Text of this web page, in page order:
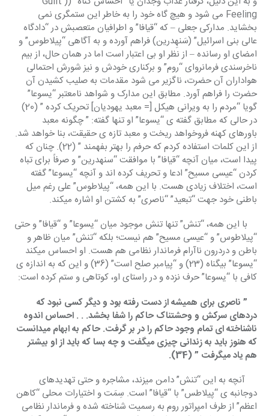
Feeling می شود و هیچ گاه خود را به خاطر این ستمگری نمی
بخشاید. مدارکی جعلی – که “قیافا” و اطرافیان متعصبش در “دادگاه
عالی بنی اسرائیل” (سَنهِدرین) فراهم آورده و به آگاهی “پیلاطوس” و
امضای او رسانده – از نظر او بی اعتبار است اما در همان حال، از بیم
ناخرسندی فرمانروای “روم” و برکناری خودش و نیز شورش احتمالی
هواداران آن حضرت، ناگزیر می شود مقدمات به صلیب کشیدن آن
حضرت را فراهم آورد. مطابق این مدارک و شواهد نامعتبر “یسوعا”
گویا “مردم را به ویرانی هیکل [= معبد یهودیان] تحریک کرده ” (20)
در حالی که مطابق گفته ی “یسوعا” او تنها گفته: ” چگونه معبد
باورهای کهنه فروخواهد ریخت و معبد تازه ی حقیقت، بنا خواهد شد.
از این کلمات استفاده کردم که حرفم را بهتر بفهمند ” (22). چنان که
پیدا است، میان آنچه “قیافا” با موافقت “سنهدرین” و صرفاً برای تباه
کردن “عیسی مسیح” ادعا و تحریف کرده اند و آنچه “یسوعا” گفته
است، اختلاف زیادی هست. با این همه، “پیلاطوس” علی رغم میل
باطنی خود جهت “تبعید” “ناصری” به کشتن او اشاره میکند.
با این همه، “تنش” تنها تنش موجود میان “یسوعا” و “قیافا” و حتی
“پیلاطوس” و “عیسی مسیح” هم نیست؛ بلکه “تنش” میان ظاهر و
باطن و دردرون ناآرام فرماندار نظامی هم هست. او احساس میکند
“یسوعا” بیگناه (23) و “پیامبر صلح است” (36) و این که به اندازه ی
کافی با “یسوعا” حرف نزده و در راستای او، کوتاهی و ستم کرده است:
” ناصری برای همیشه از دست رفته بود و دیگر کسی نبود که
دردهای سرکش و وحشتناک حاکم را شفا بخشد. . . احساس اندوه
ناشناخته ای تمام وجود حاکم را در بر گرفت. حاکم به ابهام میدانست
که هنوز باید به زندانی چیزی میگفت و چه بسا که باید از او بیشتر
هم یاد میگرفت ” (34).
آنچه به این “تنش” دامن میزند، مشاجره و حتی تهدیدهای
دوجانبه ی “پیلاطس” با “قیافا” است. سِمَت و اختیارات محلی “کاهن
اعظم” از طرف امپراتور روم به رسمیت شناخته شده و فرماندار نظامی